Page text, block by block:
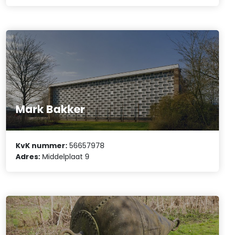
Mark Bakker
KvK nummer: 56657978
Adres: Middelplaat 9